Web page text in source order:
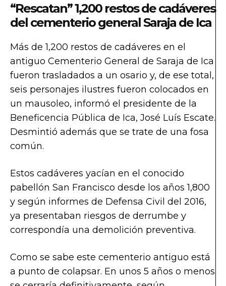
“Rescatan” 1,200 restos de cadáveres
del cementerio general Saraja de Ica
Más de 1,200 restos de cadáveres en el
antiguo Cementerio General de Saraja de Ica
fueron trasladados a un osario y, de ese total,
seis personajes ilustres fueron colocados en
un mausoleo, informó el presidente de la
Beneficencia Pública de Ica, José Luís Escate.
Desmintió además que se trate de una fosa
común.
Estos cadáveres yacían en el conocido
pabellón San Francisco desde los años 1,800
y según informes de Defensa Civil del 2016,
ya presentaban riesgos de derrumbe y
correspondía una demolición preventiva.
Como se sabe este cementerio antiguo está
a punto de colapsar. En unos 5 años o menos